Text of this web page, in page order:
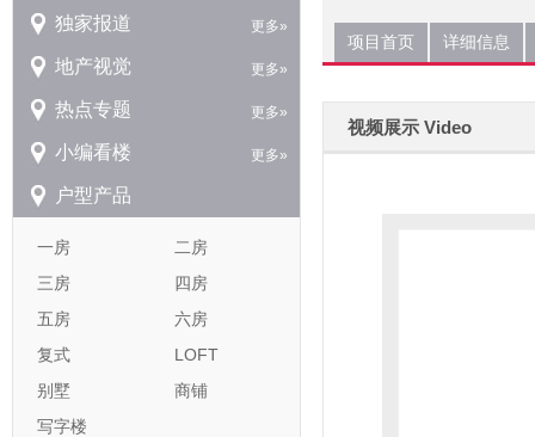
更多»
独家报道
更多»
地产视觉
更多»
热点专题
更多»
小编看楼
户型产品
一房
二房
三房
四房
五房
六房
复式
LOFT
别墅
商铺
写字楼
项目首页 详细信息
视频展示 Video